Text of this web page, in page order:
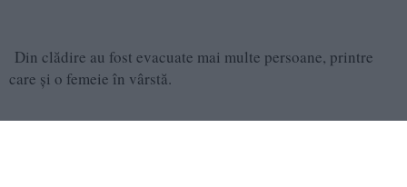
Din clădire au fost evacuate mai multe persoane, printre
care și o femeie în vârstă.